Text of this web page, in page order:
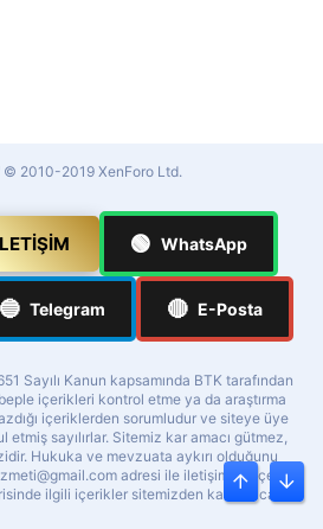
© 2010-2019 XenForo Ltd.
🟢 WhatsApp
🔵 Telegram 🔴 E-Posta
Sayılı Kanun kapsamında BTK tarafından
içerikleri kontrol etme ya da araştırma
içeriklerden sorumludur ve siteye üye
sayılırlar. Sitemiz kar amacı gütmez,
Hukuka ve mevzuata aykırı olduğunu
adresi ile iletişime geçerek
ilgili içerikler sitemizden kaldırılacaktır.
Üst Alt